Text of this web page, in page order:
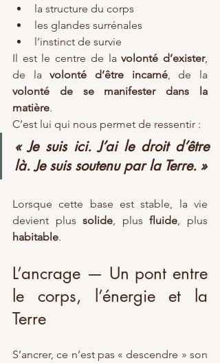
la structure du corps
les glandes surrénales
l’instinct de survie
Il est le centre de la volonté d’exister,
de la volonté d’être incarné
volonté de se manifester dans la
matière.
C’est lui qui nous permet de ressentir :
« Je suis ici. J’ai le droit d’être
là. Je suis soutenu par la Terre. »
Lorsque cette base est stable, la vie
devient plus solide, plus fluide
habitable.
L’ancrage — Un pont entre
le corps, l’énergie et la
Terre
S’ancrer, ce n’est pas « descendre » son